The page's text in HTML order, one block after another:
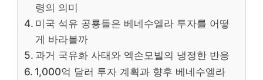
령의 의미
미국 석유 공룡들은 베네수엘라 투자를 어떻
게 바라볼까
과거 국유화 사태와 엑손모빌의 냉정한 반응
1,000억 달러 투자 계획과 향후 베네수엘라